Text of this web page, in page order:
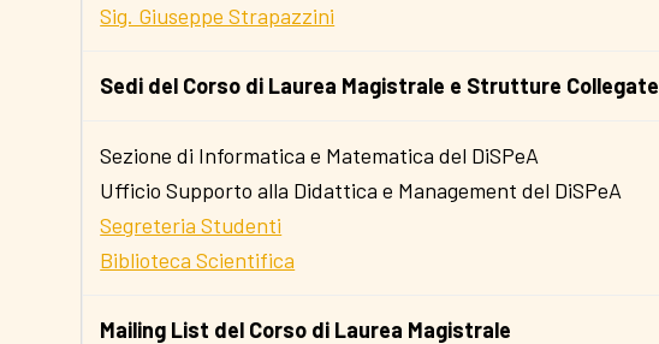
Sig. Giuseppe Strapazzini
Sedi del Corso di Laurea Magistrale e Strutture Collegate
Sezione di Informatica e Matematica del DiSPeA
Ufficio Supporto alla Didattica e Management del DiSPeA
Segreteria Studenti
Biblioteca Scientifica
Mailing List del Corso di Laurea Magistrale